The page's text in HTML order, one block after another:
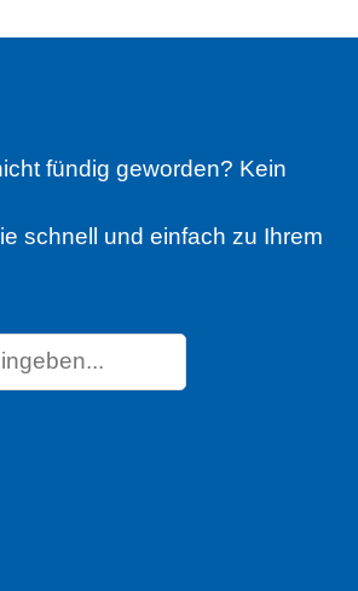
fündig geworden? Kein
schnell und einfach zu Ihrem